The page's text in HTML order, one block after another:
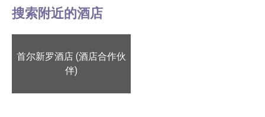
搜索附近的酒店
首尔新罗酒店 (酒店合作伙
伴)